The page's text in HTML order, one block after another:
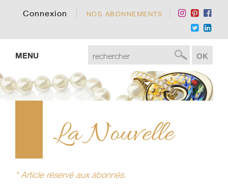
Connexion NOS ABONNEMENTS
MENU
La Nouvelle
* Article réservé aux abonnés.